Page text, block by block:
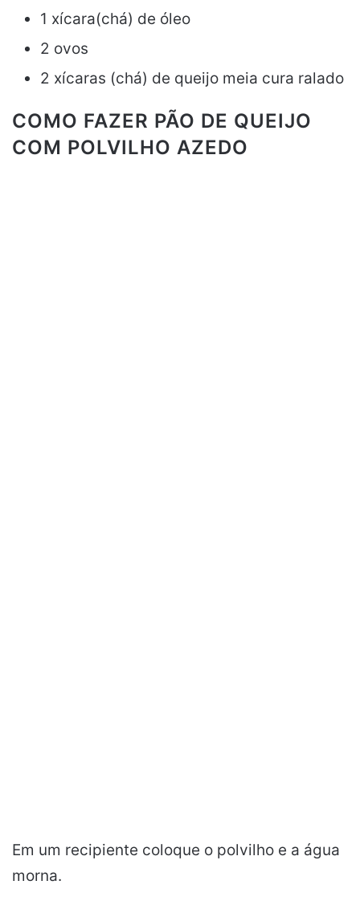
1 xícara(chá) de óleo
2 ovos
2 xícaras (chá) de queijo meia cura ralado
COMO FAZER PÃO DE QUEIJO
COM POLVILHO AZEDO
Em um recipiente coloque o polvilho e a água
morna.